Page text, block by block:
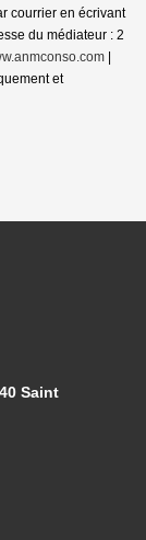
courrier en écrivant
du médiateur : 2
|
et
Saint